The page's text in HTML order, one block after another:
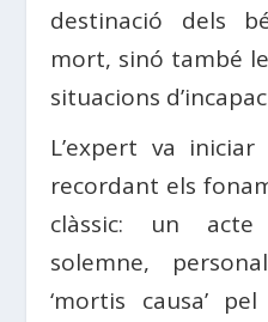
destinació dels
mort, sinó també
situacions
L’expert va
recordant els
clàssic: un
solemne,
‘mortis causa’